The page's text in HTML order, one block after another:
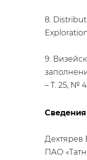
8.
9.
– Т. 25, №
Дехтярев
ПАО